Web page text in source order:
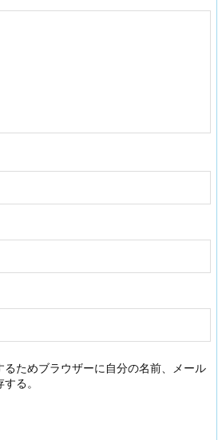
るためブラウザーに自分の名前、メール
る。